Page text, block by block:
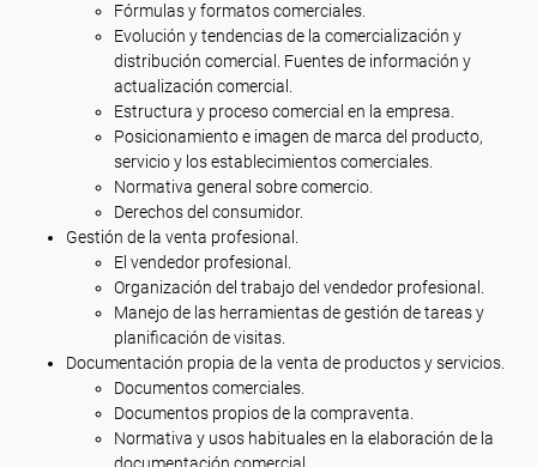
Fórmulas y formatos comerciales.
Evolución y tendencias de la comercialización y
distribución comercial. Fuentes de información y
actualización comercial.
Estructura y proceso comercial en la empresa.
Posicionamiento e imagen de marca del producto,
servicio y los establecimientos comerciales.
Normativa general sobre comercio.
Derechos del consumidor.
Gestión de la venta profesional.
El vendedor profesional.
Organización del trabajo del vendedor profesional.
Manejo de las herramientas de gestión de tareas y
planificación de visitas.
Documentación propia de la venta de productos y servicios.
Documentos comerciales.
Documentos propios de la compraventa.
Normativa y usos habituales en la elaboración de la